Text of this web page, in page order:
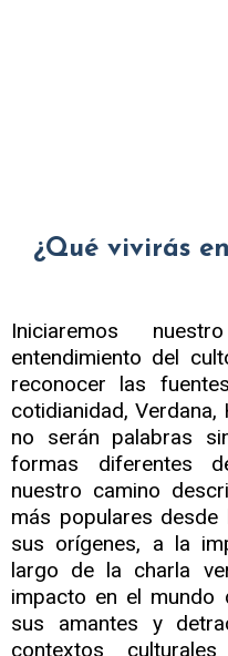
¿Qué vivirás
Iniciaremos
entendimiento del
reconocer las
cotidianidad, Verdana,
no serán palabras
formas diferentes
nuestro camino
más populares
sus orígenes, a la
largo de la charla
impacto en el mundo
sus amantes y
contextos